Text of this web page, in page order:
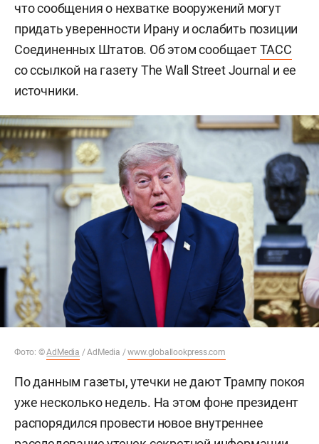
что сообщения о нехватке вооружений могут
придать уверенности Ирану и ослабить позиции
Соединенных Штатов. Об этом сообщаетТАСС
со ссылкой на газету The Wall Street Journal и ее
источники.
Фото: ©AdMedia / AdMedia /www.globallookpress.com
По данным газеты, утечки не дают Трампу покоя
уже несколько недель. На этом фоне президент
распорядился провести новое внутреннее